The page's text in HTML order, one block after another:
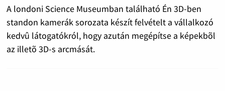
A londoni Science Museumban található Én 3D-ben
standon kamerák sorozata készít felvételt a vállalkozó
kedvû látogatókról, hogy azután megépítse a képekbõl
az illetõ 3D-s arcmását.